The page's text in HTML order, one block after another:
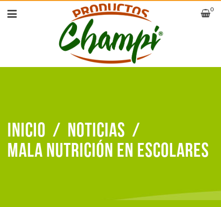
0
Inicio / Noticias /
Mala nutrición en escolares